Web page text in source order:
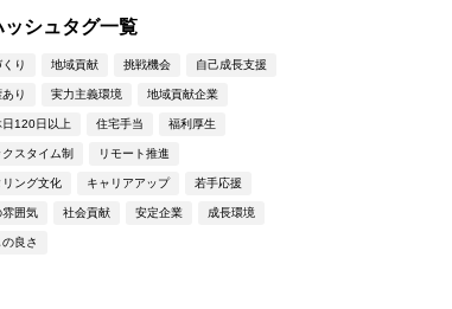
ッシュタグ一覧
り 地域貢献 挑戦機会 自己成長支援
り 実力主義環境 地域貢献企業
日120日以上 住宅手当 福利厚生
クスタイム制 リモート推進
リング文化 キャリアアップ 若手応援
雰囲気 社会貢献 安定企業 成長環境
良さ